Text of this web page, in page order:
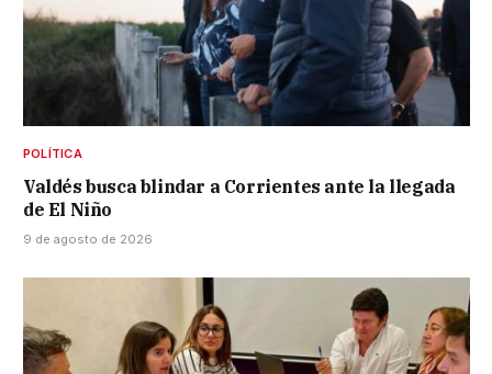
POLÍTICA
Valdés busca blindar a Corrientes ante la llegada
de El Niño
9 de agosto de 2026